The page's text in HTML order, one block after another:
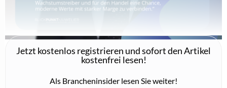
Triangel Crease Wood – Zeitlose Silberschmuck-
Kollektion mit Struktur
29. Juli 2026